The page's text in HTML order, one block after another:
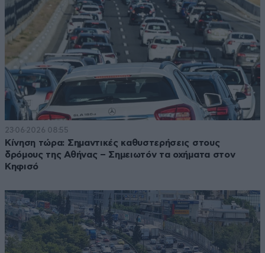
23·06·2026 08:55
Κίνηση τώρα: Σημαντικές καθυστερήσεις στους
δρόμους της Αθήνας – Σημειωτόν τα οχήματα στον
Κηφισό